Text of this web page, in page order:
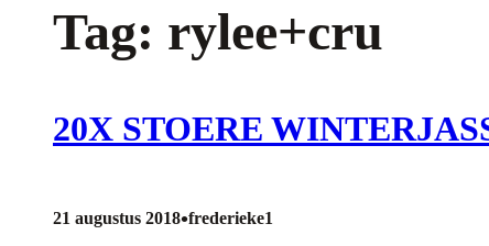
Tag: rylee+cru
20X STOERE
21 augustus 2018•frederieke1